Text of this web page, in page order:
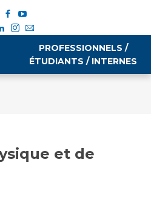
rendez visite à un patient
PROFESSIONNELS /
ÉTUDIANTS / INTERNES
et de